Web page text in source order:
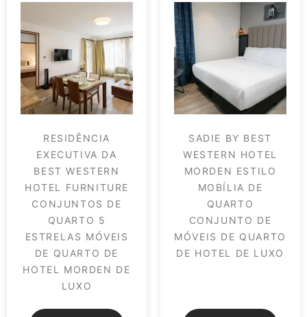
RESIDÊNCIA
EXECUTIVA DA
BEST WESTERN
HOTEL FURNITURE
CONJUNTOS DE
QUARTO 5
ESTRELAS MÓVEIS
DE QUARTO DE
HOTEL MORDEN DE
LUXO
SADIE BY BEST
WESTERN HOTEL
MORDEN ESTILO
MOBÍLIA DE
QUARTO
CONJUNTO DE
MÓVEIS DE QUARTO
DE HOTEL DE LUXO